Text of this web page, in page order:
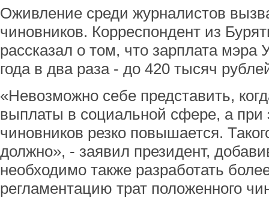
Оживление среди журналистов
чиновников. Корреспондент из
рассказал о том, что зарплата мэра
года в два раза - до 420 тысяч
«Невозможно себе представить,
выплаты в социальной сфере, а при
чиновников резко повышается.
должно», - заявил президент,
необходимо также разработать
регламентацию трат положенного